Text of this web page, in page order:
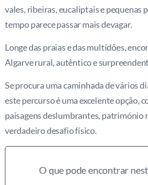
vales, ribeiras, eucaliptais e pequenas
tempo parece passar mais devagar.
Longe das praias e das multidões,
Algarve rural, autêntico e
Se procura uma caminhada de vários
este percurso é uma excelente opção,
paisagens deslumbrantes, património
verdadeiro desafio físico.
O que pode encontrar